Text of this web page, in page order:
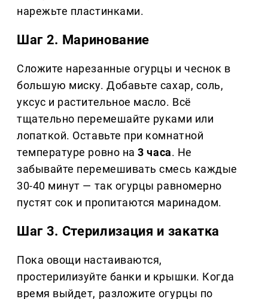
нарежьте пластинками.
Шаг 2. Маринование
Сложите нарезанные огурцы и чеснок в
большую миску. Добавьте сахар, соль,
уксус и растительное масло. Всё
тщательно перемешайте руками или
лопаткой. Оставьте при комнатной
температуре ровно на3 часа. Не
забывайте перемешивать смесь каждые
30-40 минут — так огурцы равномерно
пустят сок и пропитаются маринадом.
Шаг 3. Стерилизация и закатка
Пока овощи настаиваются,
простерилизуйте банки и крышки. Когда
время выйдет, разложите огурцы по